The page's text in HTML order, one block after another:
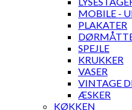
MOBILE -
PLAKATER
SPEJLE
KRUKKER
VASER
VINTAGE
ÆSKER
KØKKEN